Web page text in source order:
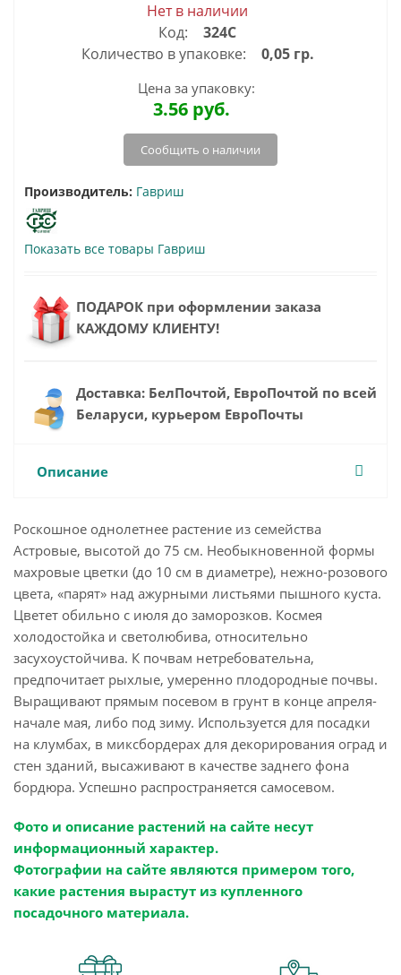
Нет в наличии
Код:
324С
Количество в упаковке:
0,05 гр.
Цена за упаковку:
3.56 руб.
Сообщить о наличии
Производитель: Гавриш
Показать все товары Гавриш
ПОДАРОК при оформлении заказа
КАЖДОМУ КЛИЕНТУ!
Доставка: БелПочтой, ЕвроПочтой по всей
Беларуси, курьером ЕвроПочты
Описание
Роскошное однолетнее растение из семейства
Астровые, высотой до 75 см. Необыкновенной формы
махровые цветки (до 10 см в диаметре), нежно-розового
цвета, «парят» над ажурными листьями пышного куста.
Цветет обильно с июля до заморозков. Космея
холодостойка и светолюбива, относительно
засухоустойчива. К почвам нетребовательна,
предпочитает рыхлые, умеренно плодородные почвы.
Выращивают прямым посевом в грунт в конце апреля-
начале мая, либо под зиму. Используется для посадки
на клумбах, в миксбордерах для декорирования оград и
стен зданий, высаживают в качестве заднего фона
бордюра. Успешно распространяется самосевом.
Фото и описание растений на сайте несут
информационный характер.
Фотографии на сайте являются примером того,
какие растения вырастут из купленного
посадочного материала.